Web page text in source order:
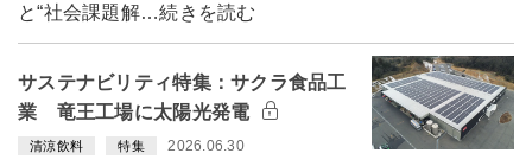
と“社会課題解…続きを読む
サステナビリティ特集：サクラ食品工
業 竜王工場に太陽光発電
清涼飲料 特集 2026.06.30